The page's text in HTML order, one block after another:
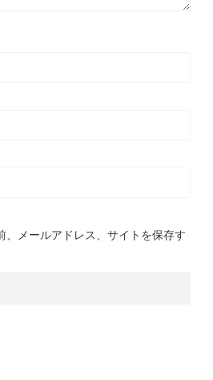
、メールアドレス、サイトを保存す